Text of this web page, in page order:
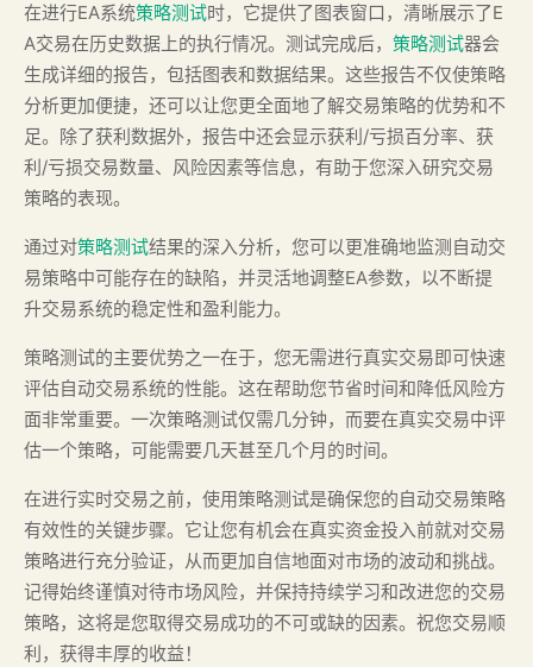
在进行EA系统策略测试时，它提供了图表窗口，清晰展示了E
A交易在历史数据上的执行情况。测试完成后， 策略测试器会
生成详细的报告，包括图表和数据结果。这些报告不仅使策略
分析更加便捷，还可以让您更全面地了解交易策略的优势和不
足。除了获利数据外，报告中还会显示获利/亏损百分率、获
利/亏损交易数量、风险因素等信息，有助于您深入研究交易
策略的表现。
通过对策略测试结果的深入分析，您可以更准确地监测自动交
易策略中可能存在的缺陷，并灵活地调整EA参数，以不断提
升交易系统的稳定性和盈利能力。
策略测试的主要优势之一在于，您无需进行真实交易即可快速
评估自动交易系统的性能。这在帮助您节省时间和降低风险方
面非常重要。一次策略测试仅需几分钟，而要在真实交易中评
估一个策略，可能需要几天甚至几个月的时间。
在进行实时交易之前，使用策略测试是确保您的自动交易策略
有效性的关键步骤。它让您有机会在真实资金投入前就对交易
策略进行充分验证，从而更加自信地面对市场的波动和挑战。
记得始终谨慎对待市场风险，并保持持续学习和改进您的交易
策略，这将是您取得交易成功的不可或缺的因素。祝您交易顺
利，获得丰厚的收益！